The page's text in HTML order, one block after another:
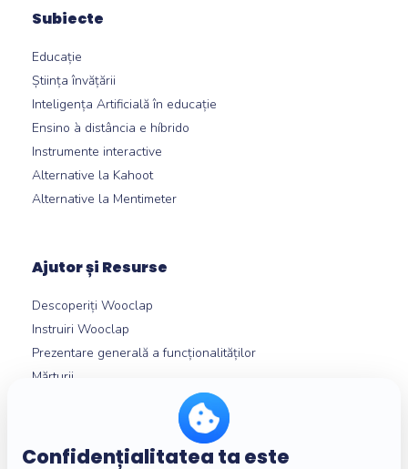
Confidențialitatea ta este
Subiecte
Educație
Știința învățării
Inteligența Artificială în educație
Ensino à distância e híbrido
Instrumente interactive
Alternative la Kahoot
Alternative la Mentimeter
Ajutor și Resurse
Descoperiți Wooclap
Instruiri Wooclap
Prezentare generală a funcționalităților
Mărturii